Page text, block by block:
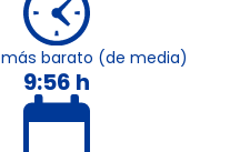
más barato (de media)
9:56 h